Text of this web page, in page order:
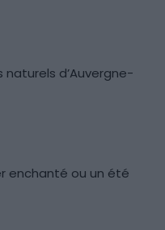
naturels d’Auvergne-
enchanté ou un été